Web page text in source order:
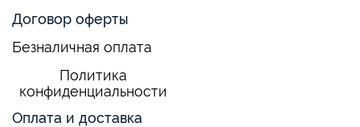
Договор оферты
Безналичная оплата
Политика
конфиденциальности
Оплата и доставка